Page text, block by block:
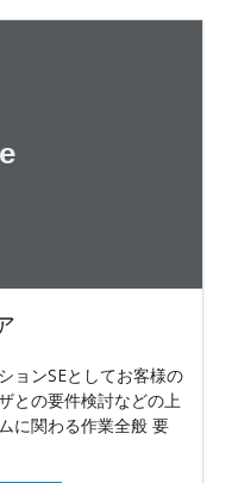
ョンSEとしてお客様の
との要件検討などの上
に関わる作業全般 要